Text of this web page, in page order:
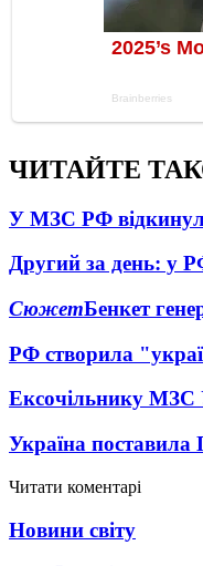
ЧИТАЙТЕ
У МЗС РФ
Другий за день: у
СюжетБенкет
РФ створила
Ексочільнику МЗС
Україна
Читати коментарі
Новини світу